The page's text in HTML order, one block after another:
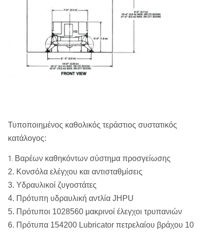
Τυποποιημένος καθολικός τεράστιος συστατικός
κατάλογος:
1.
Βαρέων καθηκόντων σύστημα προσγείωσης
2. Κονσόλα ελέγχου και αντισταθμίσεις
3. Υδραυλικοί ζυγοστάτες
4. Πρότυπη υδραυλική αντλία JHPU
5. Πρότυποι 1028560 μακρινοί έλεγχοι τρυπανιών
6. Πρότυπα 154200 Lubricator πετρελαίου βράχου 10